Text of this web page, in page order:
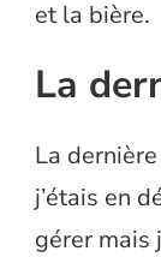
et la bière.
La
La
j’étais en
gérer mais